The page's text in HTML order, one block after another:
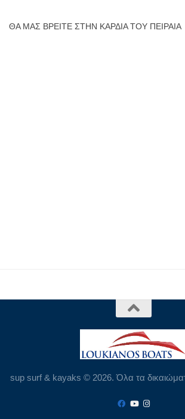
ΘΑ ΜΑΣ ΒΡΕΊΤΕ ΣΤΗΝ ΚΑΡΔΙΆ ΤΟΥ ΠΕΙΡΑΙΆ
sup surf & kayaks © 2026. Όλα τα